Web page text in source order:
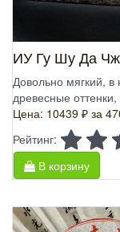
ИУ Гу Шу Да
Довольно мягкий,
древесные
Цена: 10439 ₽ за
Рейтинг:
В корзину